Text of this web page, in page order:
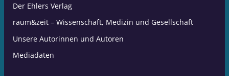
Der Ehlers Verlag
raum&zeit – Wissenschaft, Medizin und Gesellschaft
Unsere Autorinnen und Autoren
Mediadaten